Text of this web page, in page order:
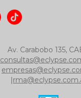
Av. Carabobo 135,
|